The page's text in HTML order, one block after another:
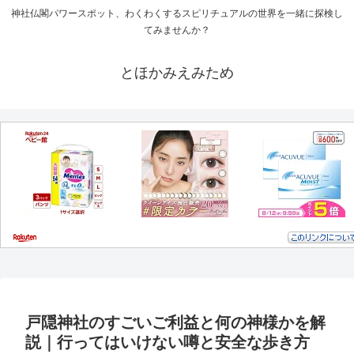
神社仏閣パワースポット、わくわくするスピリチュアルの世界を一緒に探検し
てみませんか？
とほかみえみため
戸隠神社のすごいご利益と何の神様かを解
説｜行ってはいけない噂と安全な歩き方